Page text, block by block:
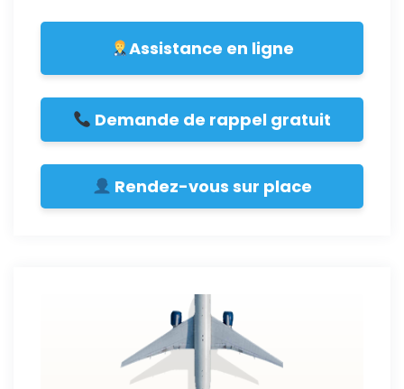
Assistance en ligne
Demande de rappel gratuit
Rendez-vous sur place